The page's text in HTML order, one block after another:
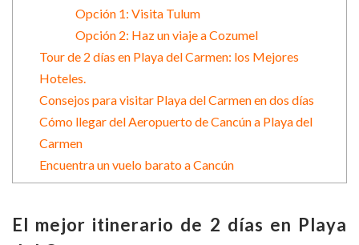
Opción 1: Visita Tulum
Opción 2: Haz un viaje a Cozumel
Tour de 2 días en Playa del Carmen: los Mejores
Hoteles.
Consejos para visitar Playa del Carmen en dos días
Cómo llegar del Aeropuerto de Cancún a Playa del
Carmen
Encuentra un vuelo barato a Cancún
El mejor itinerario de 2 días en Playa